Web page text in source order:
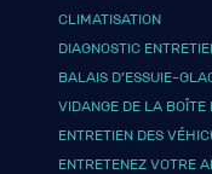
CLIMATISATION
DIAGNOSTIC
BALAIS D’ESSUIE-
VIDANGE DE LA BOÎTE
ENTRETIEN DES
ENTRETENEZ VOTRE